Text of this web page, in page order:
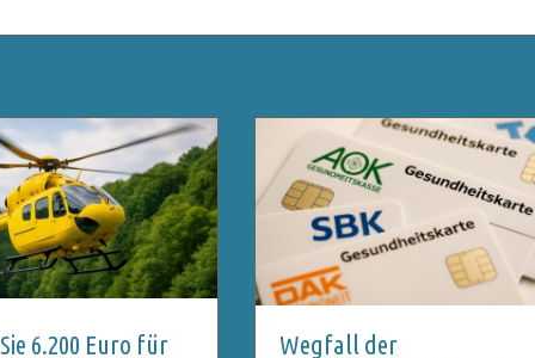
6.200 Euro für
Wegfall der